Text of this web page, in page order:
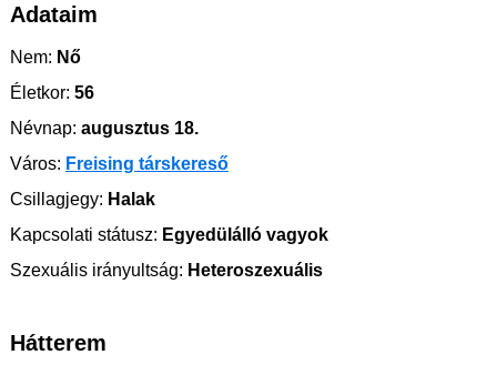
Adataim
Nem: Nő
Életkor: 56
Névnap: augusztus 18.
Város: Freising társkereső
Csillagjegy: Halak
Kapcsolati státusz: Egyedülálló vagyok
Szexuális irányultság: Heteroszexuális
Hátterem